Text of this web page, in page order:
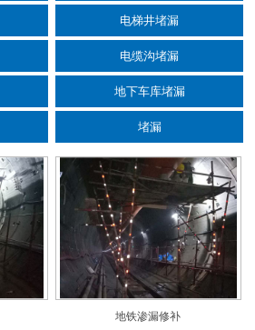
电梯井堵漏
电缆沟堵漏
地下车库堵漏
堵漏
地铁渗漏修补